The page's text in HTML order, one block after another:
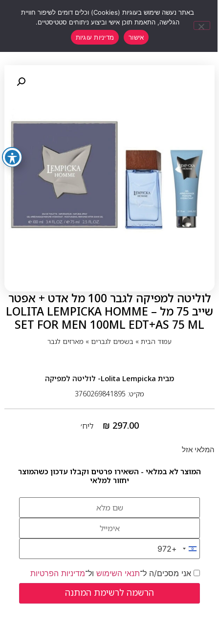
לוליטה למפיקה לגבר 100 מל אדט + אפטר
שייב 75 מל – LOLITA LEMPICKA HOMME
SET FOR MEN 100ML EDT+AS 75 ML
עמוד הבית» בשמים לגברים» מארזים לגבר
מבית Lolita Lempicka- לוליטה למפיקה
מק״ט: 3760269841895
₪ 297.00 ליח׳
המלאי אזל
המוצר לא במלאי - השאירו פרטים וקבלו עדכון כשהמוצר
יחזור למלאי
Israel +972
+972
אני מסכים/ה ל־תנאי השימושול־מדיניות הפרטיות
באתר נעשה שימוש בעוגיות (Cookies) וכלים דומים לשיפור חוויית
הגלישה, התאמת תוכן אישי וביצוע ניתוחים סטטיסטיים.
אישור
מדיניות עוגיות